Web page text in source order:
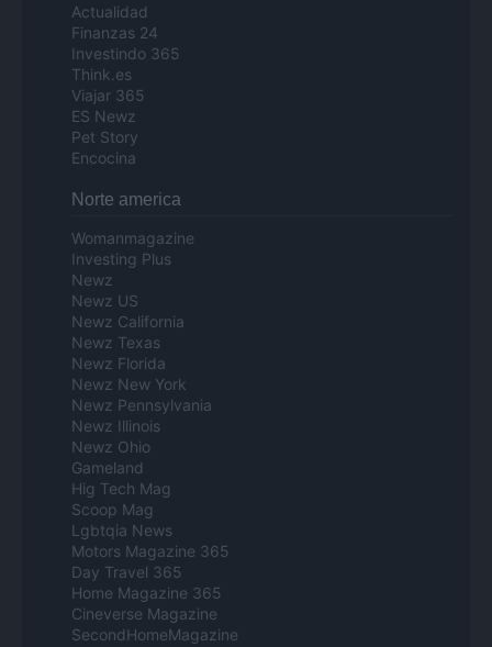
Actualidad
Finanzas 24
Investindo 365
Think.es
Viajar 365
ES Newz
Pet Story
Encocina
Norte america
Womanmagazine
Investing Plus
Newz
Newz US
Newz California
Newz Texas
Newz Florida
Newz New York
Newz Pennsylvania
Newz Illinois
Newz Ohio
Gameland
Hig Tech Mag
Scoop Mag
Lgbtqia News
Motors Magazine 365
Day Travel 365
Home Magazine 365
Cineverse Magazine
SecondHomeMagazine